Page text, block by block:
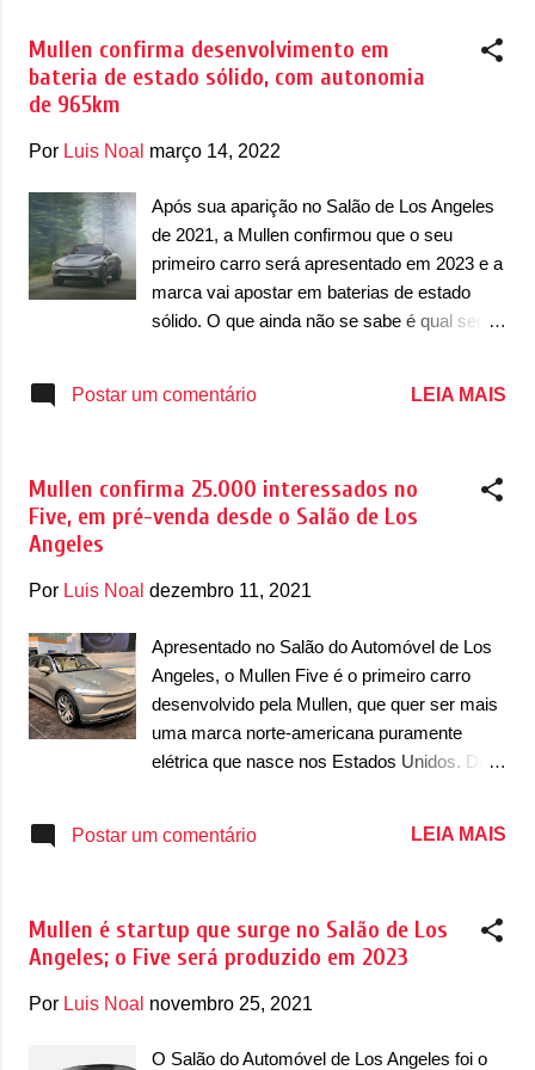
choque dianteiro. Para não dizer que não é
liso, ele possui um friso abaixo dos faróis e
por duas entradas de ar inclinadas
verticalmente. Mais abaixo há uma entrada
de ar inferior, pequena. O capô traz o logotipo
da marca e possui um capô em cunha, que
ajuda na aerodinâmica. Nas laterais, o carro
se destaca primeiro pelas rodas de 23
polegadas, pelo perfil mais cupê da
tem um para-lama dianteiro com um
Mullen confirma desenvolvimento em
bateria de estado sólido, com autonomia
de 965km
Por Luis Noal março 14, 2022
Após sua aparição no Salão de Los Angeles
de 2021, a Mullen confirmou que o seu
primeiro carro será apresentado em 2023 e a
marca vai apostar em baterias de estado
sólido. O que ainda não se sabe é qual será
construído com baterias de íons de lítio, por
da nova bateria. “Os dados de teste
coletados mostram um resultado
estado sólido. Resumindo, testamos nossa
343Ah a 4,3 volts, e os resultados superaram
todas as expectativas. Podemos dizer com
quase certeza que esta tecnologia, uma vez
implementada no Mullen Five, fornecerá
mais de 965km de autonomia com uma
CEO e Presidente da Mullen Automotive.
Postar um comentário LEIA MAIS
Mullen confirma 25.000 interessados no
Five, em pré-venda desde o Salão de Los
Angeles
Por Luis Noal dezembro 11, 2021
Apresentado no Salão do Automóvel de Los
Angeles, o Mullen Five é o primeiro carro
desenvolvido pela Mullen, que quer ser mais
uma marca norte-americana puramente
elétrica que nasce nos Estados Unidos. De
SUV, que está em pré-venda por
Nosso estande no Los Angeles Auto Show
está vendo tráfego intenso, reação positiva e
esforço e do foco de nossa empresa” , disse
o Presidente-Executivo e Presidente da
Postar um comentário LEIA MAIS
Mullen é startup que surge no Salão de Los
Angeles; o Five será produzido em 2023
Por Luis Noal novembro 25, 2021
O Salão do Automóvel de Los Angeles foi o